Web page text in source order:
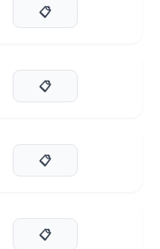
📋
📋
📋
📋